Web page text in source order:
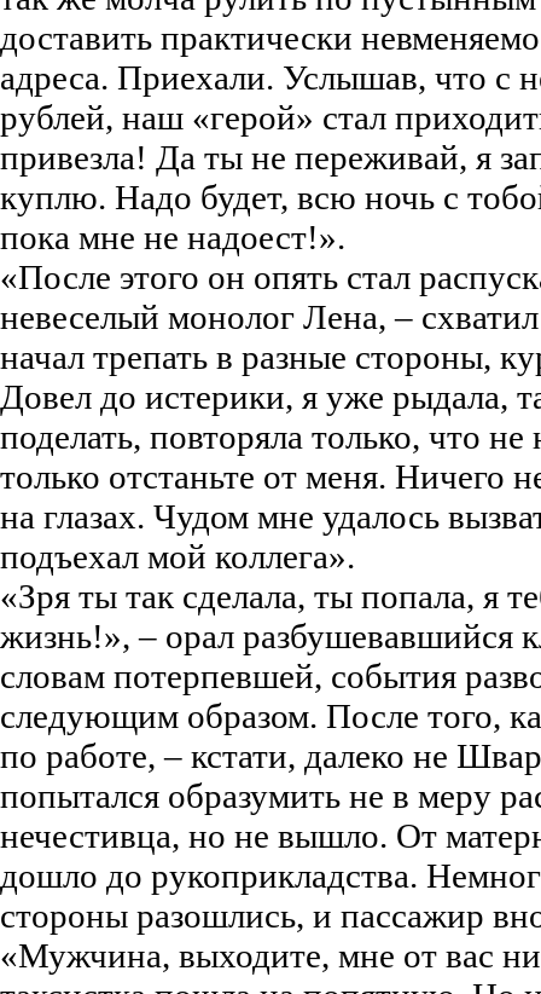
доставить практически
адреса. Приехали. Услышав, что с
рублей, наш «герой» стал
привезла! Да ты не переживай, я
куплю. Надо будет, всю ночь с
пока мне не надоест!».
«После этого он опять стал
невеселый монолог Лена, –
начал трепать в разные стороны,
Довел до истерики, я уже рыдала,
поделать, повторяла только, что
только отстаньте от меня. Ничего
на глазах. Чудом мне удалось
подъехал мой коллега».
«Зря ты так сделала, ты попала, я
жизнь!», – орал разбушевавшийся
словам потерпевшей, события
следующим образом. После того,
по работе, – кстати, далеко не
попытался образумить не в меру
нечестивца, но не вышло. От
дошло до рукоприкладства.
стороны разошлись, и пассажир
«Мужчина, выходите, мне от вас